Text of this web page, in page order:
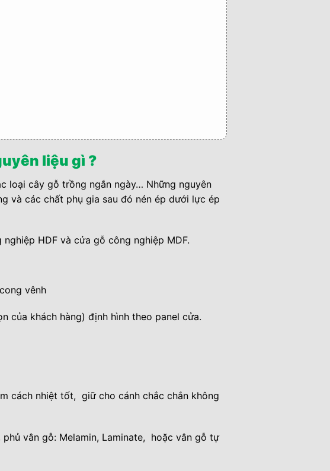
liệu gì ?
loại cây gỗ trồng ngắn ngày… Những nguyên
và các chất phụ gia sau đó nén ép dưới lực ép
HDF và cửa gỗ công nghiệp MDF.
vênh
của khách hàng) định hình theo panel cửa.
cách nhiệt tốt, giữ cho cánh chắc chắn không
vân gỗ: Melamin, Laminate, hoặc vân gỗ tự